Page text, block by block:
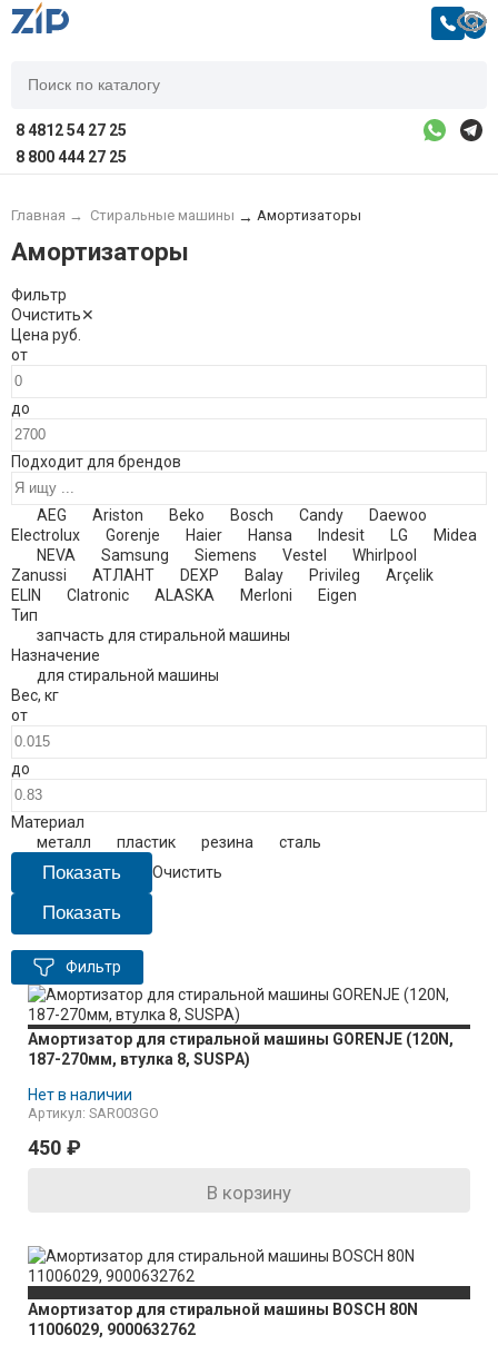
0
8 4812 54 27 25
8 800 444 27 25
Главная → Стиральные машины → Амортизаторы
Амортизаторы
Фильтр
Очистить✕
Цена руб.
от
до
Подходит для брендов
AEG Ariston Beko Bosch Candy
Daewoo
Electrolux
Gorenje Haier Hansa Indesit LG
Midea
NEVA
Samsung Siemens Vestel
Whirlpool
Zanussi
АТЛАНТ DEXP Balay Privileg
Arçelik
ELIN
Clatronic ALASKA Merloni
Eigen
Тип
запчасть для стиральной машины
Назначение
для стиральной машины
Вес, кг
от
до
Материал
металл
пластик резина
сталь
Очистить
Фильтр
Амортизатор для стиральной машины GORENJE (120N,
187-270мм, втулка 8, SUSPA)
Нет в наличии
Артикул: SAR003GO
450 ₽
В корзину
Амортизатор для стиральной машины BOSCH 80N
11006029, 9000632762